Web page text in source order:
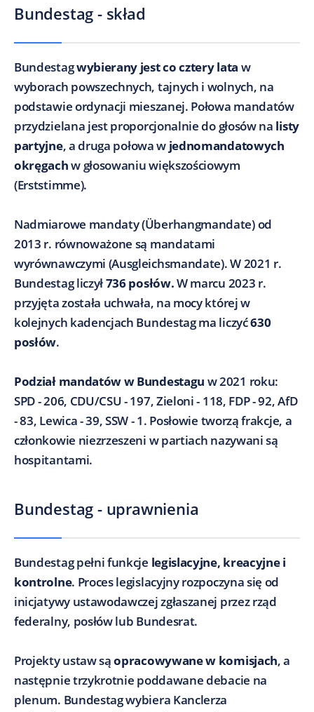
Bundestag - skład
Bundestagwybierany jest co cztery lata w
wyborach powszechnych, tajnych i wolnych, na
podstawie ordynacji mieszanej. Połowa mandatów
przydzielana jest proporcjonalnie do głosów na listy
partyjne, a druga połowa w jednomandatowych
okręgachw głosowaniu większościowym
(Erststimme).
Nadmiarowe mandaty (Überhangmandate) od
2013 r. równoważone są mandatami
wyrównawczymi (Ausgleichsmandate). W 2021 r.
Bundestag liczył736 posłów.W marcu 2023 r.
przyjęta została uchwała, na mocy której w
kolejnych kadencjach Bundestag ma liczyć630
posłów.
Podział mandatów w Bundestagu w 2021 roku:
SPD - 206, CDU/CSU - 197, Zieloni - 118, FDP - 92, AfD
- 83, Lewica - 39, SSW - 1. Posłowie tworzą frakcje, a
członkowie niezrzeszeni w partiach nazywani są
hospitantami.
Bundestag - uprawnienia
Bundestag pełni funkcje legislacyjne, kreacyjne i
kontrolne. Proces legislacyjny rozpoczyna się od
inicjatywy ustawodawczej zgłaszanej przez rząd
federalny, posłów lub Bundesrat.
Projekty ustaw sąopracowywane w komisjach, a
następnie trzykrotnie poddawane debacie na
plenum. Bundestag wybiera Kanclerza